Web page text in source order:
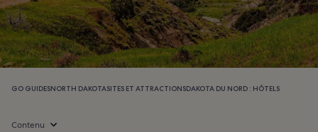
GO GUIDESNORTH DAKOTASITES ET ATTRACTIONSDAKOTA DU NORD : HÔTELS
Contenu